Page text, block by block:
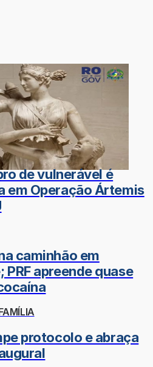
de vulnerável é
em Operação Ártemis
caminhão em
apreende quase
protocolo e abraça